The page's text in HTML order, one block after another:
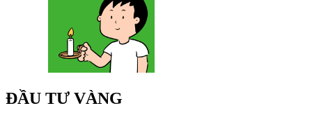
ĐẦU TƯ VÀNG